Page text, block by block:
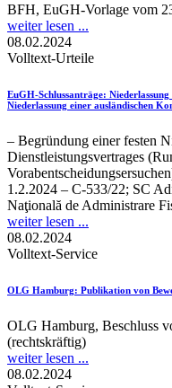
BFH, EuGH-Vorlage vom
weiter lesen ...
08.02.2024
Volltext-Urteile
EuGH-Schlussanträge:
Niederlassung einer ausländischen
– Begründung einer festen
Dienstleistungsvertrages
1.2.2024 – C-533/22; SC
Naţională de Administrare
weiter lesen ...
08.02.2024
Volltext-Service
OLG Hamburg: Publikation von
OLG Hamburg, Beschluss
(rechtskräftig)
weiter lesen ...
08.02.2024